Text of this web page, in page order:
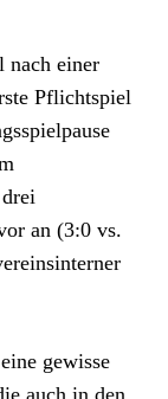
nach einer
Pflichtspiel
an (3:0 vs.
gewisse
auch in den